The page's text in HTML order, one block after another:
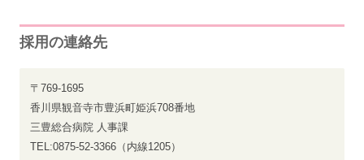
採用の連絡先
〒769-1695
香川県観音寺市豊浜町姫浜708番地
三豊総合病院 人事課
TEL:0875-52-3366（内線1205）